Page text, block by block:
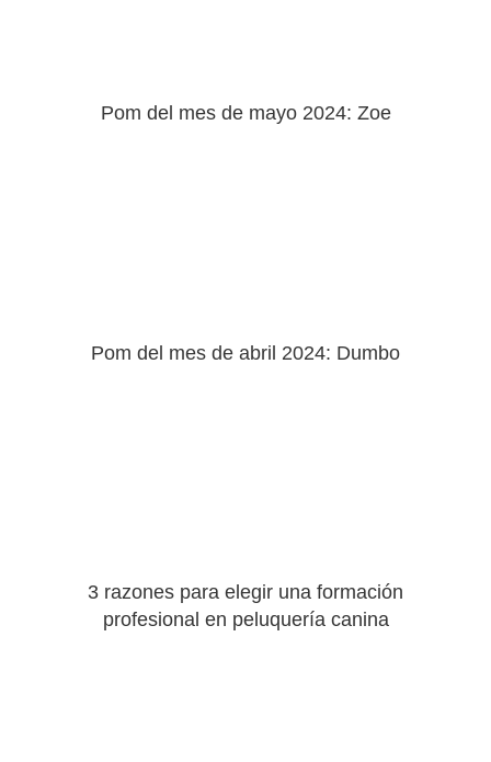
Pom del mes de mayo 2024: Zoe
Pom del mes de abril 2024: Dumbo
3 razones para elegir una formación
profesional en peluquería canina